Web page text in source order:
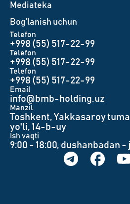
Mediateka
Bog’lanish uchun
Telefon
+998 (55) 517-22-99
Telefon
+998 (55) 517-22-99
Telefon
+998 (55) 517-22-99
Email
info@bmb-holding.uz​
Manzil
Toshkent, Yakkasaroy
yo'li, 14-b-uy
Ish vaqti
9:00 - 18:00, dushanbadan